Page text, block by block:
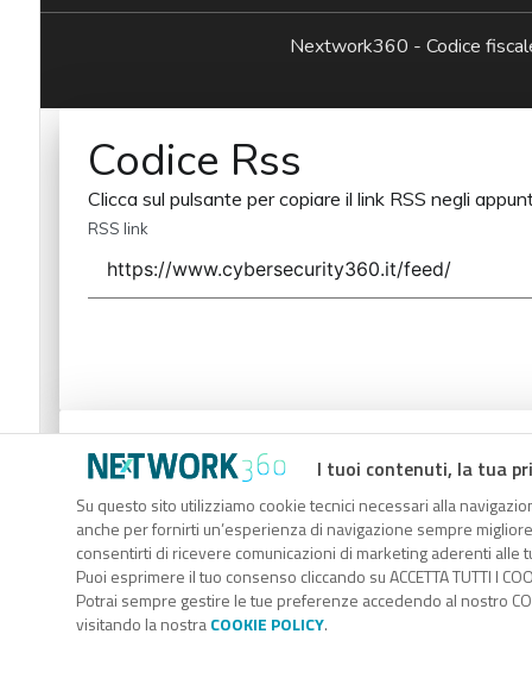
I tuoi contenuti, la tua
Su questo sito utilizziamo cookie tecnici necessari alla
anche per fornirti un’esperienza di navigazione sempre
consentirti di ricevere comunicazioni di marketing aderenti alle
Puoi esprimere il tuo consenso cliccando su ACCETTA TUTTI I
Potrai sempre gestire le tue preferenze accedendo al nostro
visitando la nostraCOOKIE POLICY.
Nextwork360 - Codice
Codice Rss
Clicca sul pulsante per copiare il link RSS negli
RSS link
Codice Rss
Clicca sul pulsante per copiare il link RSS negli
RSS link